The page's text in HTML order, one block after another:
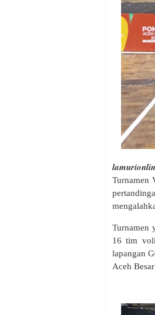
Turnamen
Turnamen
16 tim
lapangan
Aceh